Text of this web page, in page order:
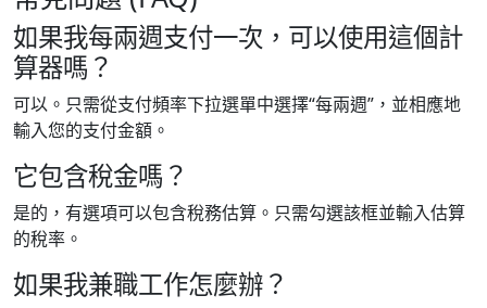
如果我每兩週支付一次，可以使用這個計
算器嗎？
可以。只需從支付頻率下拉選單中選擇“每兩週”，並相應地
輸入您的支付金額。
它包含稅金嗎？
是的，有選項可以包含稅務估算。只需勾選該框並輸入估算
的稅率。
如果我兼職工作怎麼辦？